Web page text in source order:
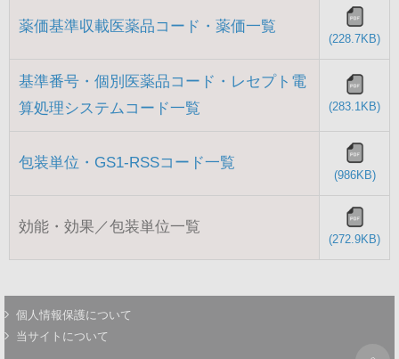
薬価基準収載医薬品コード・薬価一覧
(228.7KB)
基準番号・個別医薬品コード・レセプト電
算処理システムコード一覧
(283.1KB)
包装単位・GS1-RSSコード一覧
(986KB)
効能・効果／包装単位一覧
(272.9KB)
個人情報保護について
当サイトについて